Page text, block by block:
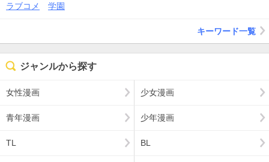
ラブコメ
学園
キーワード一覧
ジャンルから探す
女性漫画 少女漫画
青年漫画 少年漫画
TL BL